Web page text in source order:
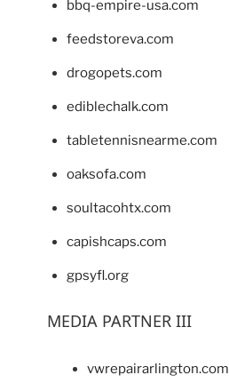
bbq-empire-usa.com
feedstoreva.com
drogopets.com
ediblechalk.com
tabletennisnearme.com
oaksofa.com
soultacohtx.com
capishcaps.com
gpsyfl.org
MEDIA PARTNER III
vwrepairarlington.com